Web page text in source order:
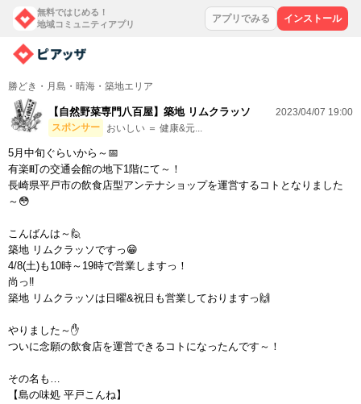
無料ではじめる！
地域コミュニティアプリ
アプリでみる インストール
勝どき・月島・晴海・築地エリア
【自然野菜専門八百屋】築地 リムクラッソ
スポンサー おいしい ＝ 健康&元...
2023/04/07 19:00
5月中旬ぐらいから～📅
有楽町の交通会館の地下1階にて～！
長崎県平戸市の飲食店型アンテナショップを運営するコトとなりました
～😳
こんばんは～🙋
築地 リムクラッソですっ😁
4/8(土)も10時～19時で営業しますっ！
尚っ‼
築地 リムクラッソは日曜&祝日も営業しておりますっ🙌
やりました～✋
ついに念願の飲食店を運営できるコトになったんです～！
その名も…
【島の味処 平戸こんね】